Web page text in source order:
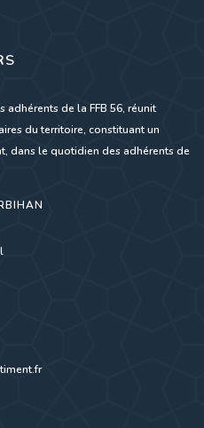
adhérents de la FFB 56, réunit
du territoire, constituant un
dans le quotidien des adhérents de